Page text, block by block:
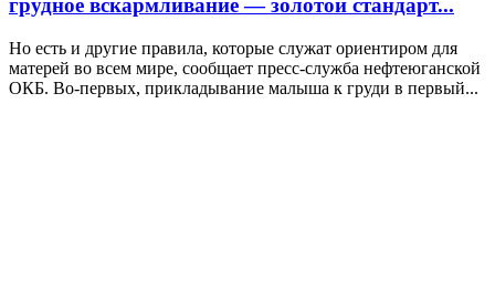
грудное вскармливание — золотой стандарт...
Но есть и другие правила, которые служат ориентиром для
матерей во всем мире, сообщает пресс-служба нефтеюганской
ОКБ. Во-первых, прикладывание малыша к груди в первый...